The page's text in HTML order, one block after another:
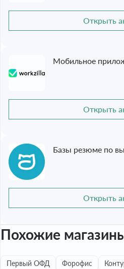
Открыть
Мобильное
Открыть
Базы резюме по
Открыть
Похожие
Первый ОФД Форофис